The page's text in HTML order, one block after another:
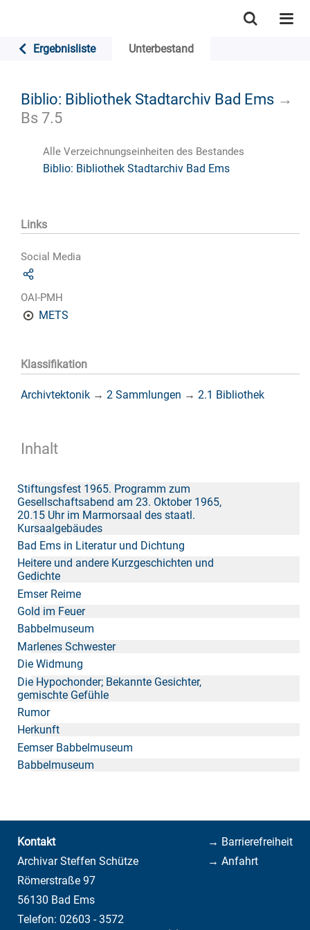
Ergebnisliste Unterbestand
Biblio: Bibliothek Stadtarchiv Bad Ems →
Bs 7.5
Alle Verzeichnungseinheiten des Bestandes
Biblio: Bibliothek Stadtarchiv Bad Ems
Links
Social Media
OAI-PMH
METS
Klassifikation
Archivtektonik → 2 Sammlungen → 2.1 Bibliothek
Inhalt
Stiftungsfest 1965. Programm zum
Gesellschaftsabend am 23. Oktober 1965,
20.15 Uhr im Marmorsaal des staatl.
Kursaalgebäudes
Bad Ems in Literatur und Dichtung
Heitere und andere Kurzgeschichten und
Gedichte
Emser Reime
Gold im Feuer
Babbelmuseum
Marlenes Schwester
Die Widmung
Die Hypochonder; Bekannte Gesichter,
gemischte Gefühle
Rumor
Herkunft
Eemser Babbelmuseum
Babbelmuseum
→ Barrierefreiheit
→ Anfahrt
Kontakt
Archivar Steffen Schütze
Römerstraße 97
56130 Bad Ems
Telefon: 02603 - 3572